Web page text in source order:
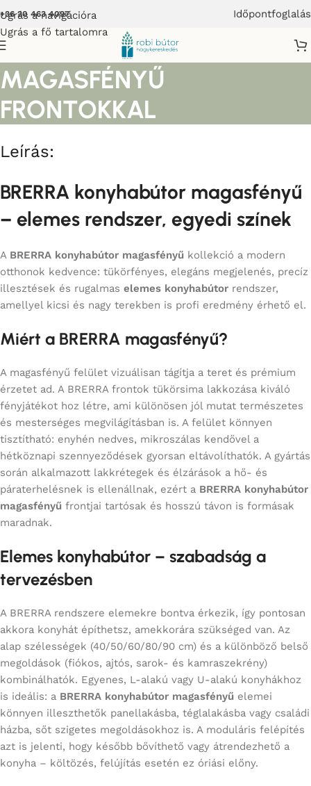
Ugrás a navigációra
Ugrás a fő tartalomra
+36 20 463 4097 Időpontfoglalás
BRERRA KONYHABÚTOR
MAGASFÉNYŰ
FRONTOKKAL
Leírás:
BRERRA konyhabútor magasfényű
– elemes rendszer, egyedi színek
A BRERRA konyhabútor magasfényű kollekció a modern
otthonok kedvence: tükörfényes, elegáns megjelenés, precíz
illesztések és rugalmas elemes konyhabútor rendszer,
amellyel kicsi és nagy terekben is profi eredmény érhető el.
Miért a BRERRA magasfényű?
A magasfényű felület vizuálisan tágítja a teret és prémium
érzetet ad. A BRERRA frontok tükörsima lakkozása kiváló
fényjátékot hoz létre, ami különösen jól mutat természetes
és mesterséges megvilágításban is. A felület könnyen
tisztítható: enyhén nedves, mikroszálas kendővel a
hétköznapi szennyeződések gyorsan eltávolíthatók. A gyártás
során alkalmazott lakkrétegek és élzárások a hő- és
páraterhelésnek is ellenállnak, ezért a BRERRA konyhabútor
magasfényű frontjai tartósak és hosszú távon is formásak
maradnak.
Elemes konyhabútor – szabadság a
tervezésben
A BRERRA rendszere elemekre bontva érkezik, így pontosan
akkora konyhát építhetsz, amekkorára szükséged van. Az
alap szélességek (40/50/60/80/90 cm) és a különböző belső
megoldások (fiókos, ajtós, sarok- és kamraszekrény)
kombinálhatók. Egyenes, L-alakú vagy U-alakú konyhákhoz
is ideális: a BRERRA konyhabútor magasfényű elemei
könnyen illeszthetők panellakásba, téglalakásba vagy családi
házba, sőt szigetes megoldásokhoz is. A moduláris felépítés
azt is jelenti, hogy később bővíthető vagy átrendezhető a
konyha – költözés, felújítás esetén ez óriási előny.